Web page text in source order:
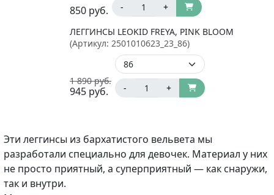
850 руб. - +
ЛЕГГИНСЫ LEOKID FREYA, PINK BLOOM
(Артикул: 2501010623_23_86)
1 890руб.
945 руб. - +
Эти леггинсы из бархатистого вельвета мы
разработали специально для девочек. Материал у них
не просто приятный, а суперприятный — как снаружи,
так и внутри.